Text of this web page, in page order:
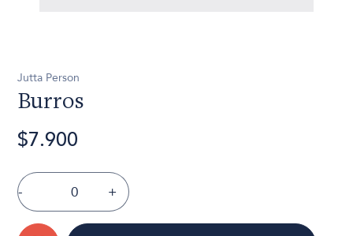
Jutta Person
Burros
$7.900
- +